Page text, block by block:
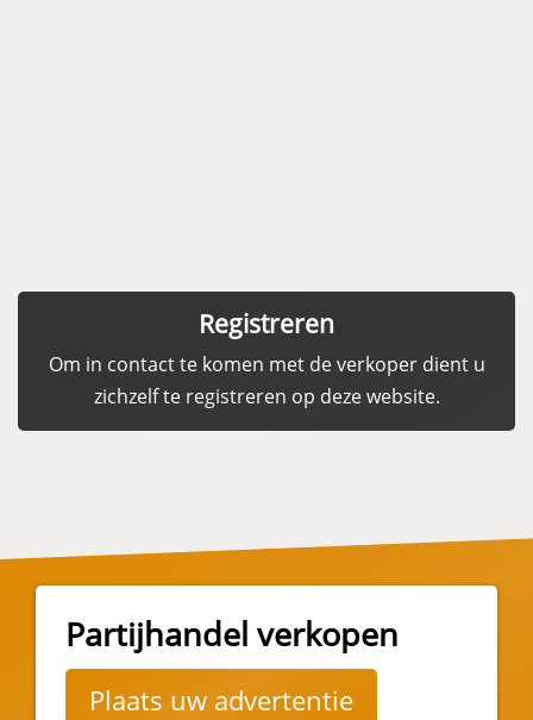
Registreren
Om in contact te komen met de verkoper dient u
zichzelf te registreren op deze website.
Partijhandel verkopen
Plaats uw advertentie